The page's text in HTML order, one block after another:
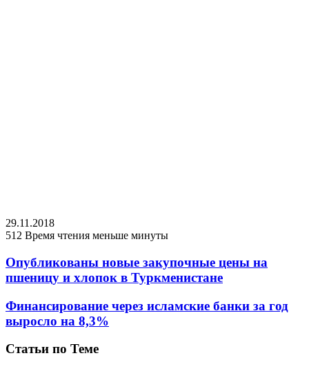
29.11.2018
512 Время чтения меньше минуты
Опубликованы новые закупочные цены на
пшеницу и хлопок в Туркменистане
Финансирование через исламские банки за год
выросло на 8,3%
Статьи по Теме